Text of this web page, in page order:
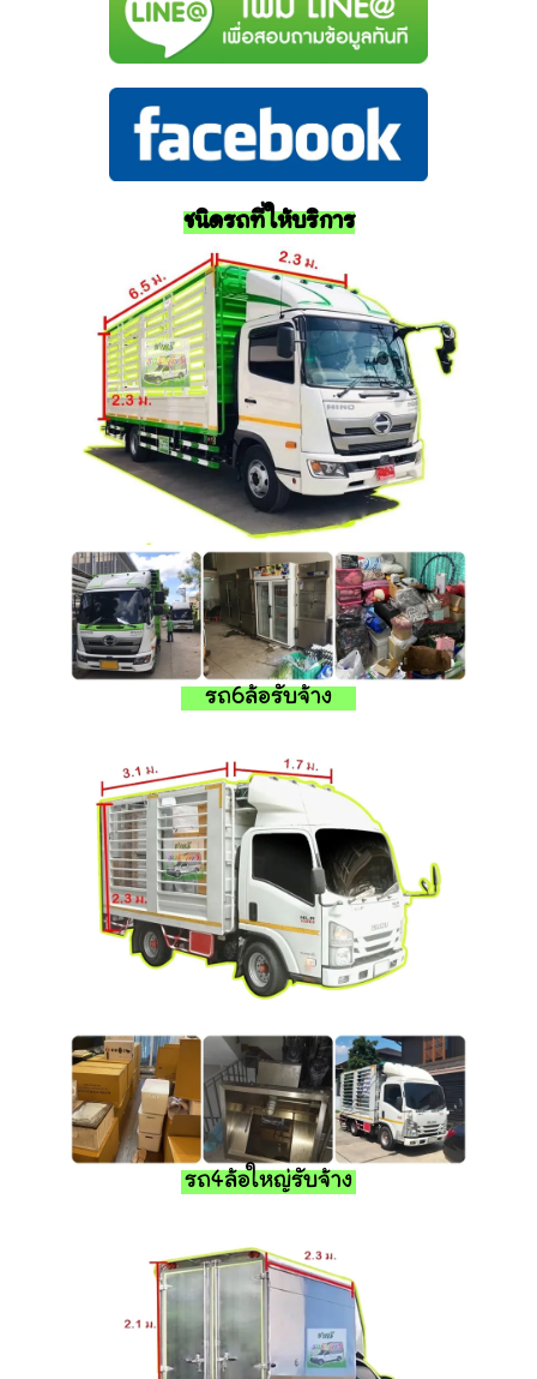
ชนิดรถที่ให้บริการ
รถ6ล้อรับจ้าง
รถ4ล้อใหญ่รับจ้าง